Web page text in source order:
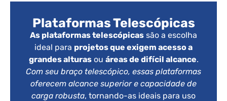
Plataformas Telescópicas
As plataformas telescópicas são a escolha
ideal para projetos que exigem acesso a
grandes alturasou áreas de difícil alcance.
Com seu braço telescópico, essas plataformas
oferecem alcance superior e capacidade de
carga robusta, tornando-as ideais para uso